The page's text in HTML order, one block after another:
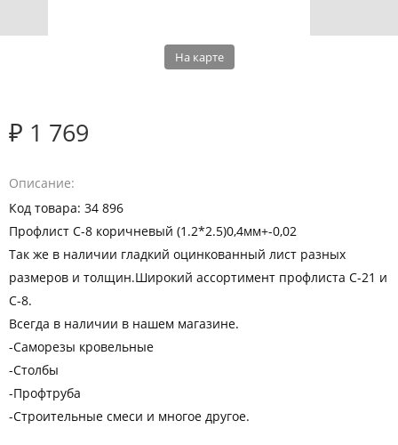
На карте
₽ 1 769
Описание
Код товара: 34 896
Профлист С-8 коричневый (1.2*2.5)0,4мм+-0,02
Так же в наличии гладкий оцинкованный лист разных
размеров и толщин.Широкий ассортимент профлиста С-21 и
С-8.
Всегда в наличии в нашем магазине.
-Саморезы кровельные
-Столбы
-Профтруба
-Строительные смеси и многое другое.